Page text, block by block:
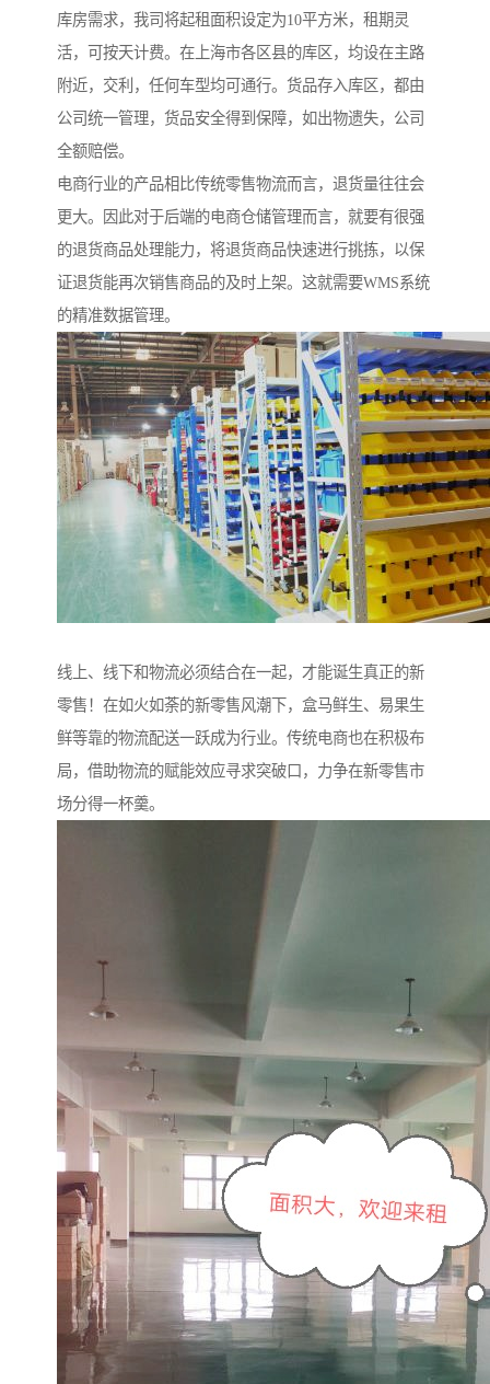
库房需求，我司将起租面积设定为10平方米，租期灵
活，可按天计费。在上海市各区县的库区，均设在主路
附近，交利，任何车型均可通行。货品存入库区，都由
公司统一管理，货品安全得到保障，如出物遗失，公司
全额赔偿。
电商行业的产品相比传统零售物流而言，退货量往往会
更大。因此对于后端的电商仓储管理而言，就要有很强
的退货商品处理能力，将退货商品快速进行挑拣，以保
证退货能再次销售商品的及时上架。这就需要WMS系统
的精准数据管理。
线上、线下和物流必须结合在一起，才能诞生真正的新
零售！在如火如荼的新零售风潮下，盒马鲜生、易果生
鲜等靠的物流配送一跃成为行业。传统电商也在积极布
局，借助物流的赋能效应寻求突破口，力争在新零售市
场分得一杯羹。